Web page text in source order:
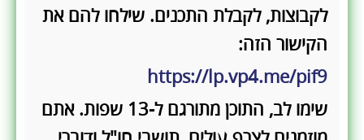
לקבוצות, לקבלת התכנים. שילחו להם את
הקישור הזה:
https://lp.vp4.me/pif9
שימו לב, התוכן מתורגם ל-13 שפות. אתם